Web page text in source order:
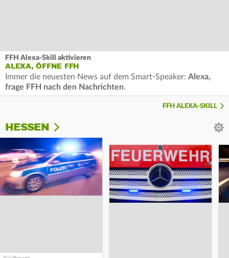
FFH Alexa-Skill aktivieren
ALEXA, ÖFFNE FFH
Immer die neuesten News auf dem Smart-Speaker: Alexa,
frage FFH nach den Nachrichten.
FFH ALEXA-SKILL
HESSEN